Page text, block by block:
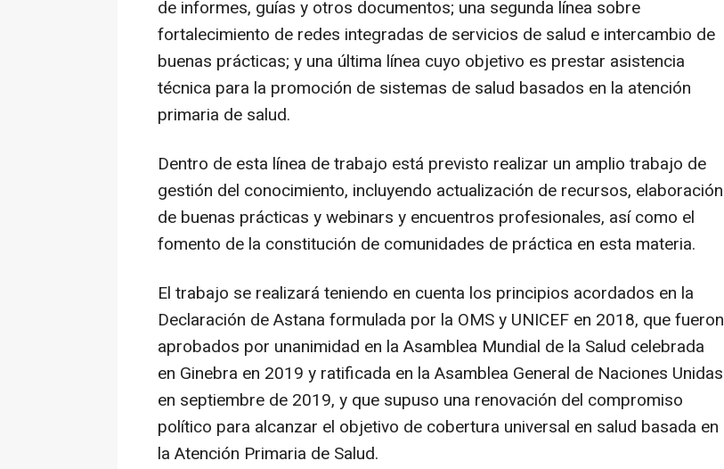
de informes, guías y otros documentos; una segunda línea sobre
fortalecimiento de redes integradas de servicios de salud e intercambio de
buenas prácticas; y una última línea cuyo objetivo es prestar asistencia
técnica para la promoción de sistemas de salud basados en la atención
primaria de salud.
Dentro de esta línea de trabajo está previsto realizar un amplio trabajo de
gestión del conocimiento, incluyendo actualización de recursos, elaboración
de buenas prácticas y webinars y encuentros profesionales, así como el
fomento de la constitución de comunidades de práctica en esta materia.
El trabajo se realizará teniendo en cuenta los principios acordados en la
Declaración de Astana formulada por la OMS y UNICEF en 2018, que fueron
aprobados por unanimidad en la Asamblea Mundial de la Salud celebrada
en Ginebra en 2019 y ratificada en la Asamblea General de Naciones Unidas
en septiembre de 2019, y que supuso una renovación del compromiso
político para alcanzar el objetivo de cobertura universal en salud basada en
la Atención Primaria de Salud.